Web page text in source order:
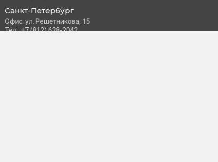
Санкт-Петербург
Офис: ул. Решетникова, 15
Тел.: +7 (812) 628-2042